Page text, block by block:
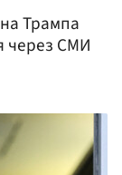
Трампа
через СМИ